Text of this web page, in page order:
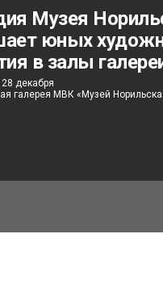
Музея
юных
в залы
декабря
галерея МВК «Музей